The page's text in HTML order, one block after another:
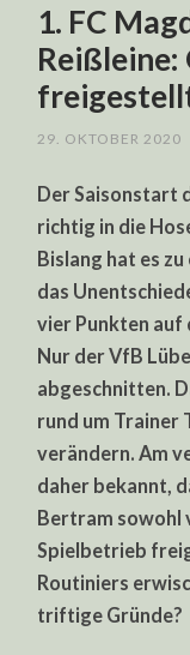
1. FC
Reißleine:
29. OKTOBER 2020
Der Saisonstart
richtig in die
Bislang hat es
das
vier Punkten auf
Nur der VfB
abgeschnitten.
rund um Trainer
verändern. Am
daher bekannt,
Bertram sowohl
Spielbetrieb
Routiniers
triftige Gründe?